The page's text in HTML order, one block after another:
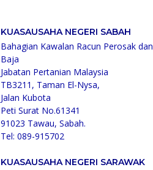
KUASAUSAHA NEGERI SABAH
Bahagian Kawalan Racun Perosak dan
Baja
Jabatan Pertanian Malaysia
TB3211, Taman El-Nysa,
Jalan Kubota
Peti Surat No.61341
91023 Tawau, Sabah.
Tel: 089-915702
KUASAUSAHA NEGERI SARAWAK